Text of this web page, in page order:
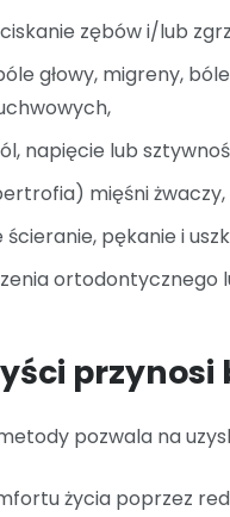
zębów i/lub
głowy, migreny,
napięcie lub
mięśni
pękanie i
ortodontycznego
przynosi
pozwala na
życia poprzez